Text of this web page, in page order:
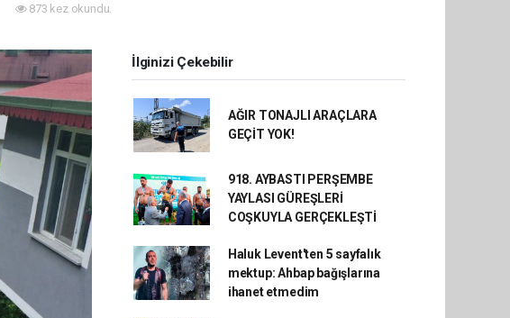
873 kez okundu.
İlginizi Çekebilir
AĞIR TONAJLI ARAÇLARA
GEÇİT YOK!
918. AYBASTI PERŞEMBE
YAYLASI GÜREŞLERİ
COŞKUYLA GERÇEKLEŞTİ
Haluk Levent'ten 5 sayfalık
mektup: Ahbap bağışlarına
ihanet etmedim